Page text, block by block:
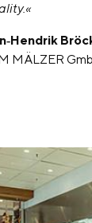
MÄLZER